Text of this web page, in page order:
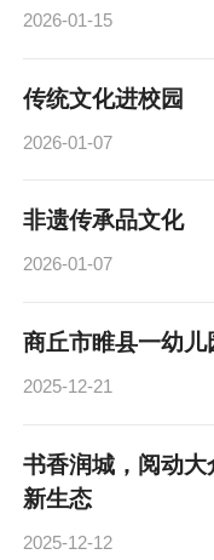
2026-01-15
传统文化进校园
2026-01-07
非遗传承品文化
2026-01-07
商丘市睢县一幼
2025-12-21
书香润城，阅动
新生态
2025-12-12